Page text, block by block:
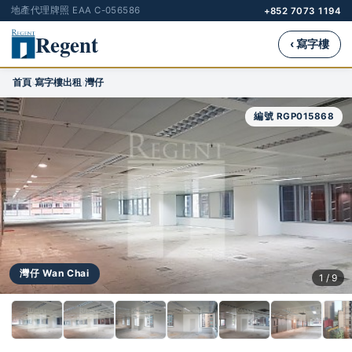
地產代理牌照 EAA C-056586 +852 7073 1194
Regent ‹ 寫字樓
首頁›寫字樓出租›灣仔
灣仔 Wan Chai
編號 RGP015868
1 / 9